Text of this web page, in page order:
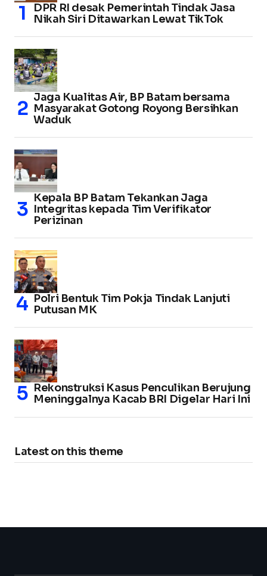
DPR RI desak Pemerintah Tindak Jasa
Nikah Siri Ditawarkan Lewat TikTok
Jaga Kualitas Air, BP Batam bersama
Masyarakat Gotong Royong Bersihkan
Waduk
Kepala BP Batam Tekankan Jaga
Integritas kepada Tim Verifikator
Perizinan
Polri Bentuk Tim Pokja Tindak Lanjuti
Putusan MK
Rekonstruksi Kasus Penculikan Berujung
Meninggalnya Kacab BRI Digelar Hari Ini
Latest on this theme